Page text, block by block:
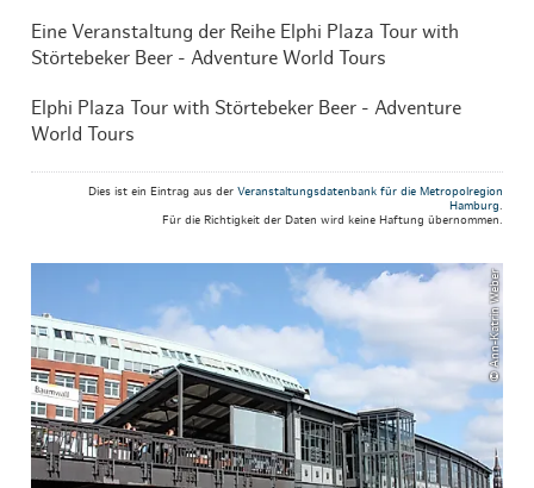
Eine Veranstaltung der Reihe Elphi Plaza Tour with
Störtebeker Beer - Adventure World Tours
Elphi Plaza Tour with Störtebeker Beer - Adventure
World Tours
Dies ist ein Eintrag aus der Veranstaltungsdatenbank für die Metropolregion
Hamburg.
Für die Richtigkeit der Daten wird keine Haftung übernommen.
© Ann-Katrin Weber